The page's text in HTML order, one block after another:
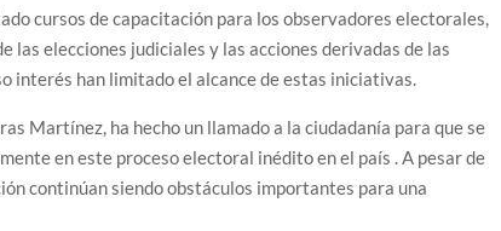
cursos de capacitación para los observadores electorales,
las elecciones judiciales y las acciones derivadas de las
interés han limitado el alcance de estas iniciativas.
Martínez, ha hecho un llamado a la ciudadanía para que se
en este proceso electoral inédito en el país .A pesar de
continúan siendo obstáculos importantes para una